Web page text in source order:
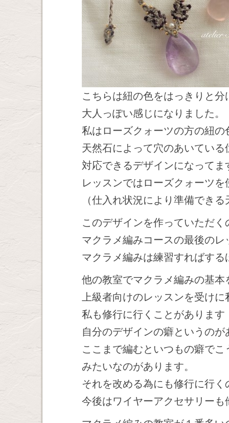
こちらは紐の色をはっきりと分
大人っぽい感じになりました。
私はローズクォーツの方の紐の
天然石によって穴のあいてい
対応できるデザインになってま
レッスンではローズクォーツ
（仕入れ状況により準備でき
このデザインを作っていただく
マクラメ編みコースの最後のレ
マクラメ編みは練習すればす
他の教室でマクラメ編みの基本
上級者向けのレッスンを受け
私も修行に行くことがあります
自分のデザインの癖というのが
ここまで編むといつもの癖でこ
みたいなのがあります。
それを改める為にも修行に行く
今後はワイヤーアクセサリー